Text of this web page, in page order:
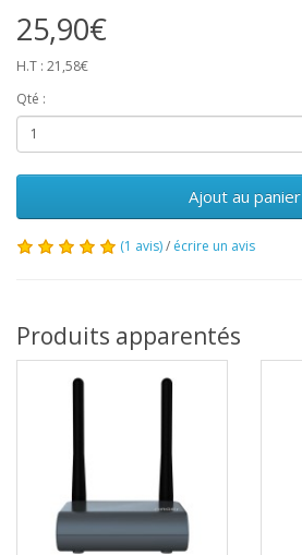
25,90€
H.T : 21,58€
Qté :
Ajout au panier
(1 avis)/ écrire un avis
Produits apparentés